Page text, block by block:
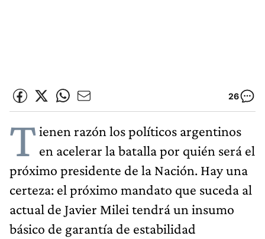
26
Tienen razón los políticos argentinos
en acelerar la batalla por quién será el
próximo presidente de la Nación. Hay una
certeza: el próximo mandato que suceda al
actual de Javier Milei tendrá un insumo
básico de garantía de estabilidad